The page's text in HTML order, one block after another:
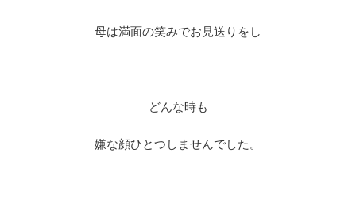
母は満面の笑みでお見送りをし
どんな時も
嫌な顔ひとつしませんでした。